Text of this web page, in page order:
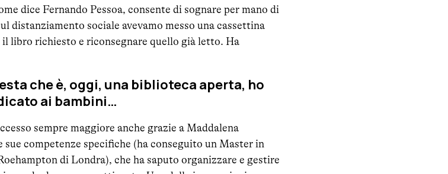
dice Fernando Pessoa, consente di sognare per mano di
distanziamento sociale avevamo messo una cassettina
libro richiesto e riconsegnare quello già letto. Ha
che è, oggi, una biblioteca aperta, ho
ai bambini…
sempre maggiore anche grazie a Maddalena
competenze specifiche (ha conseguito un Master in
di Londra), che ha saputo organizzare e gestire